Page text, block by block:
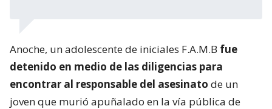
Anoche, un adolescente de iniciales F.A.M.B fue
detenido en medio de las diligencias para
encontrar al responsable del asesinato de un
joven que murió apuñalado en la vía pública de